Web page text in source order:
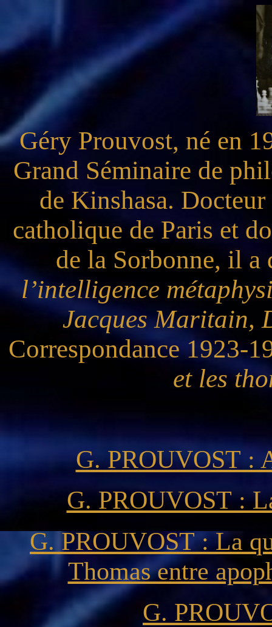
Géry Prouvost, né en
Grand Séminaire de
de Kinshasa.
catholique de Paris et
de la Sorbonne, il
l’intelligence
Jacques Maritain,
Correspondance 1923-
et les
G. PROUVOST :
G. PROUVOST :
G. PROUVOST : La
Thomas entre
G.